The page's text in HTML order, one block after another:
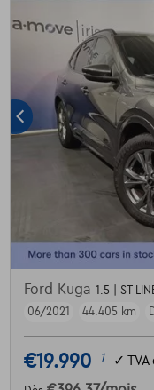
Ford Kuga 1.5 | ST
06/2021
44.405 km
€19.990 1 ✓